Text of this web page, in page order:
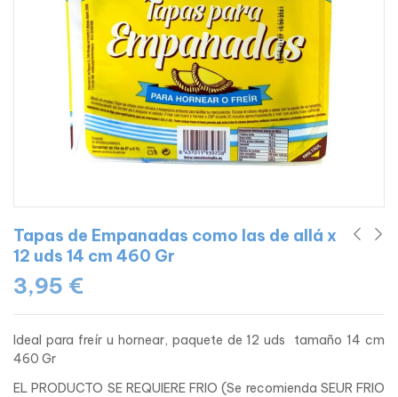
Tapas de Empanadas como las de allá x
12 uds 14 cm 460 Gr
3,95 €
Ideal para freír u hornear, paquete de 12 uds tamaño 14 cm
460 Gr
EL PRODUCTO SE REQUIERE FRIO (Se recomienda SEUR FRIO